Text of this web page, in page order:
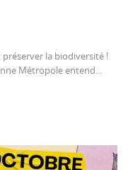
préserver la biodiversité !
Métropole entend...